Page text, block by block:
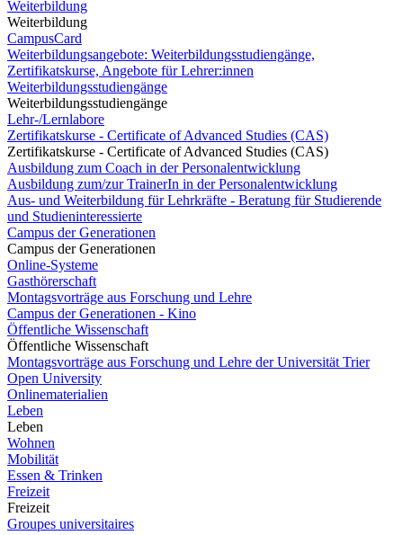
Weiterbildung
Weiterbildung
CampusCard
Weiterbildungsangebote: Weiterbildungsstudiengänge,
Zertifikatskurse, Angebote für Lehrer:innen
Weiterbildungsstudiengänge
Weiterbildungsstudiengänge
Lehr-/Lernlabore
Zertifikatskurse - Certificate of Advanced Studies (CAS)
Zertifikatskurse - Certificate of Advanced Studies (CAS)
Ausbildung zum Coach in der Personalentwicklung
Ausbildung zum/zur TrainerIn in der Personalentwicklung
Aus- und Weiterbildung für Lehrkräfte - Beratung für Studierende
und Studieninteressierte
Campus der Generationen
Campus der Generationen
Online-Systeme
Gasthörerschaft
Montagsvorträge aus Forschung und Lehre
Campus der Generationen - Kino
Öffentliche Wissenschaft
Öffentliche Wissenschaft
Montagsvorträge aus Forschung und Lehre der Universität Trier
Open University
Onlinematerialien
Leben
Leben
Wohnen
Mobilität
Essen & Trinken
Freizeit
Freizeit
Groupes universitaires